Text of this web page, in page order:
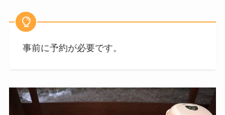
事前に予約が必要です。